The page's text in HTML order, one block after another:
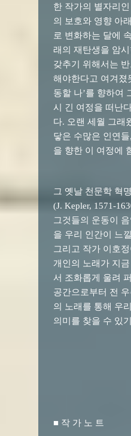
한 작가의 별자리
의 보호와 영향 아
로 변화하는 달에
래의 재탄생을 암
갖추기 위해서는
해야한다고 여겨졌
동할 나’를 향하여
시 긴 여정을 떠난
다. 오랜 세월 그래
닿은 수많은 인연
을 향한 이 여정에
그 옛날 천문학 혁
(J. Kepler, 1571-
그것들의 운동이
을 우리 인간이 느
그리고 작가 이호
개인의 노래가 지
서 조화롭게 울려
공간으로부터 전
의 노래를 통해 우
의미를 찾을 수 있
■ 작 가 노 트